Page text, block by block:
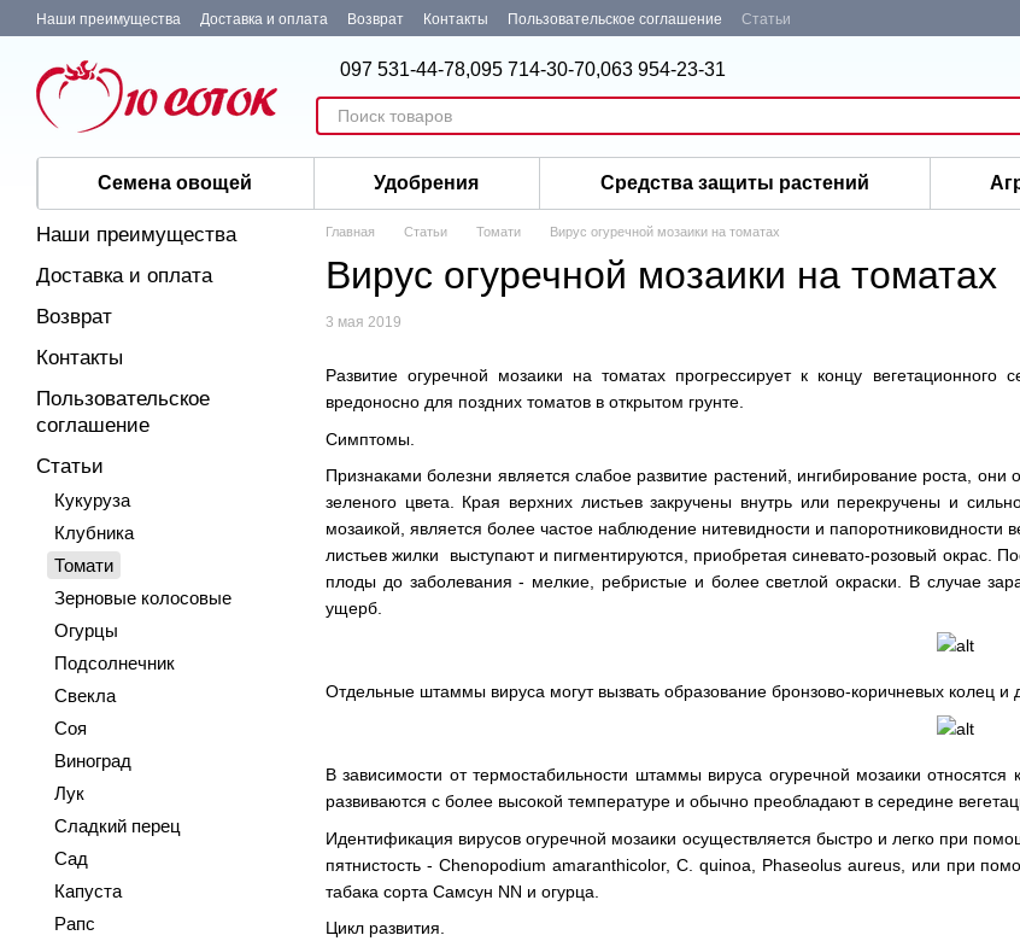
Перейти к основному контенту
Наши преимущества Доставка и оплата Возврат Контакты Пользовательское соглашение Статьи
097 531-44-78,095 714-30-70,063 954-23-31
Семена овощей Удобрения Средства защиты растений
Главная Статьи Томати Вирус огуречной мозаики на томатах
Вирус огуречной мозаики на томатах
3 мая 2019
Развитие огуречной мозаики на томатах прогрессирует к концу
вредоносно для поздних томатов в открытом грунте.
Симптомы.
Признаками болезни является слабое развитие растений, ингибирование роста, они
зеленого цвета. Края верхних листьев закручены внутрь или перекручены и
мозаикой, является более частое наблюдение нитевидности и
листьев жилки выступают и пигментируются, приобретая синевато-розовый окрас.
плоды до заболевания - мелкие, ребристые и более светлой окраски. В случае
ущерб.
Отдельные штаммы вируса могут вызвать образование бронзово-коричневых колец и
В зависимости от термостабильности штаммы вируса огуречной мозаики
развиваются с более высокой температуре и обычно преобладают в середине
Идентификация вирусов огуречной мозаики осуществляется быстро и легко при
пятнистость - Chenopodium amaranthicolor, С. quinoa, Phaseolus aureus, или при
табака сорта Самсун NN и огурца.
Цикл развития.
Наши преимущества
Доставка и оплата
Возврат
Контакты
Пользовательское
соглашение
Статьи
Кукуруза
Клубника
Томати
Зерновые колосовые
Огурцы
Подсолнечник
Свекла
Соя
Виноград
Лук
Сладкий перец
Сад
Капуста
Рапс